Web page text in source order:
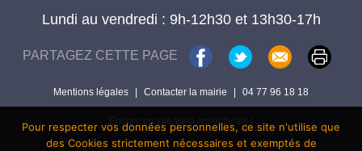
Lundi au vendredi : 9h-12h30 et 13h30-17h
PARTAGEZ CETTE PAGE
Mentions légales | Contacter la mairie | 04 77 96 18 18
Encore un site Web collectivités !
Pour respecter vos données personnelles, ce site n'utilise que
des Cookies strictement nécessaires et exemptés de